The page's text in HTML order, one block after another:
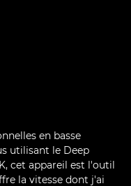
en basse
utilisant le Deep
cet appareil est l'outil
la vitesse dont j'ai